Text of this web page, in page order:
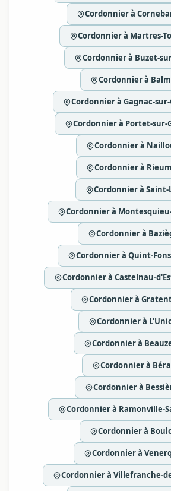
Cordonnier à
Cordonnier à Martres-
Cordonnier à Buzet-
Cordonnier à
Cordonnier à Gagnac-
Cordonnier à Portet-sur-
Cordonnier à
Cordonnier à
Cordonnier à Saint-
Cordonnier à
Cordonnier à
Cordonnier à Quint-
Cordonnier à Castelnau-
Cordonnier à
Cordonnier à
Cordonnier à
Cordonnier à
Cordonnier à
Cordonnier à Ramonville-
Cordonnier à
Cordonnier à
Cordonnier à Villefranche-